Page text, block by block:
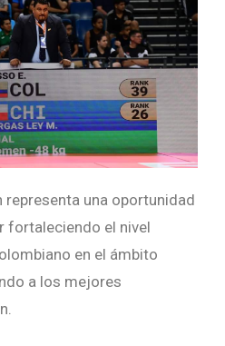
una oportunidad
fortaleciendo el nivel
en el ámbito
a los mejores